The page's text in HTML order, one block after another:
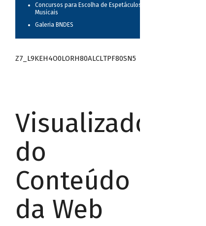
Concursos para Escolha de Espetáculos
Musicais
Galeria BNDES
Z7_L9KEH4O0LORH80ALCLTPF80SN5
Visualizador
do
Conteúdo
da Web